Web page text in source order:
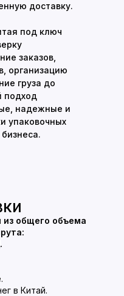
доставку.
под ключ
заказов,
организацию
груза до
подход
надежные и
упаковочных
общего объема
в Китай.